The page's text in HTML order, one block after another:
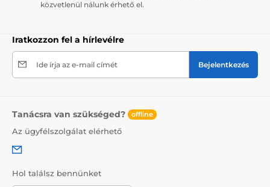
közvetlenül nálunk érhető el.
Iratkozzon fel a hírlevélre
Ide írja az e-mail címét Bejelentkezés
Tanácsra van szükséged? offline
Az ügyfélszolgálat elérhető
Hol találsz bennünket